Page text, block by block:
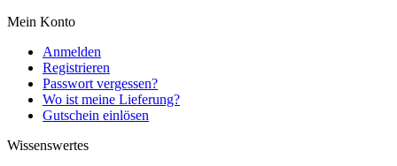
Mein Konto
Anmelden
Registrieren
Passwort vergessen?
Wo ist meine Lieferung?
Gutschein einlösen
Wissenswertes